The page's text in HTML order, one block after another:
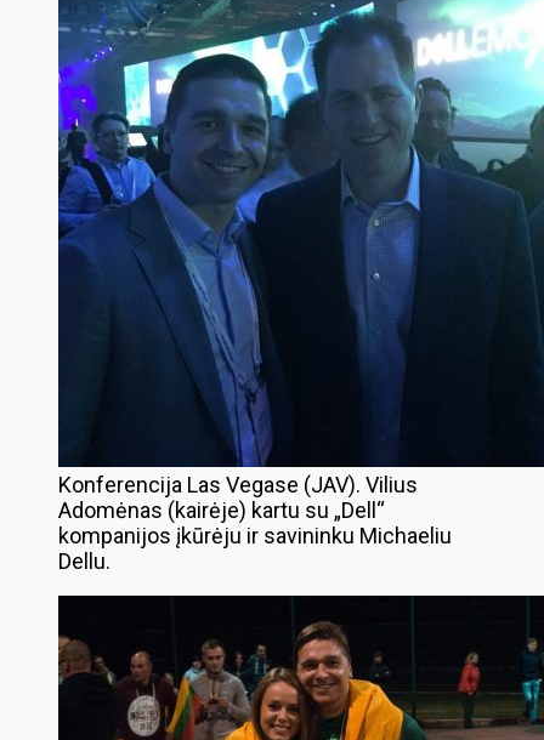
Konferencija Las Vegase (JAV). Vilius
Adomėnas (kairėje) kartu su „Dell“
kompanijos įkūrėju ir savininku Michaeliu
Dellu.